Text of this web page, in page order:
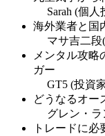
Sarah (個人
海外業者と国
マサ吉二
メンタル攻略
ガー
GT5 (投資
どうなるオー
グレン・
トレードに